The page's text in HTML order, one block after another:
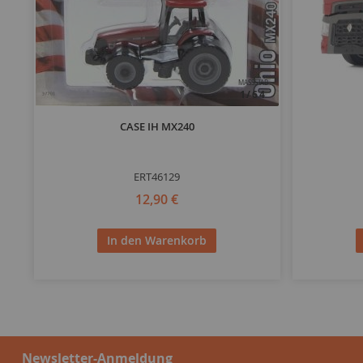
MASSSTAB
1/64
CASE IH MX240
ERT46129
12,90 €
In den Warenkorb
Newsletter-Anmeldung